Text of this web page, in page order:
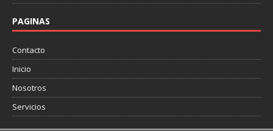
PAGINAS
Contacto
Inicio
Nosotros
Servicios